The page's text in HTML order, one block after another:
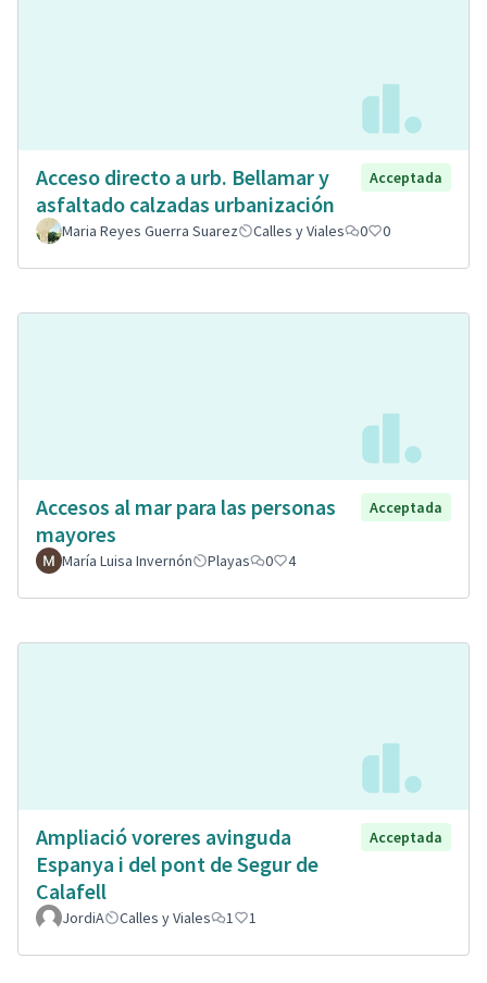
Acceso directo a urb. Bellamar y
asfaltado calzadas urbanización
Acceptada
Maria Reyes Guerra Suarez Calles y Viales 0 0
Accesos al mar para las personas
mayores
Acceptada
María Luisa Invernón Playas 0 4
Ampliació voreres avinguda
Espanya i del pont de Segur de
Calafell
Acceptada
JordiA Calles y Viales 1 1